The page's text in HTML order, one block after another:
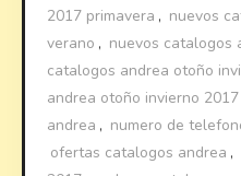
2017 primavera , nuevos
verano , nuevos catalogos
catalogos andrea otoño
andrea otoño invierno 2017
andrea , numero de
ofertas catalogos andrea ,